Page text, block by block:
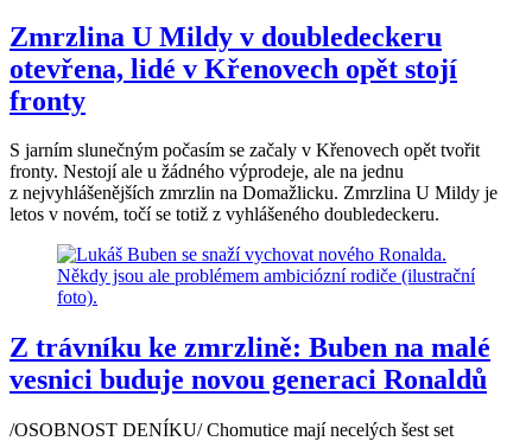
Zmrzlina U Mildy v doubledeckeru
otevřena, lidé v Křenovech opět stojí
fronty
S jarním slunečným počasím se začaly v Křenovech opět tvořit
fronty. Nestojí ale u žádného výprodeje, ale na jednu
z nejvyhlášenějších zmrzlin na Domažlicku. Zmrzlina U Mildy je
letos v novém, točí se totiž z vyhlášeného doubledeckeru.
Z trávníku ke zmrzlině: Buben na malé
vesnici buduje novou generaci Ronaldů
/OSOBNOST DENÍKU/ Chomutice mají necelých šest set